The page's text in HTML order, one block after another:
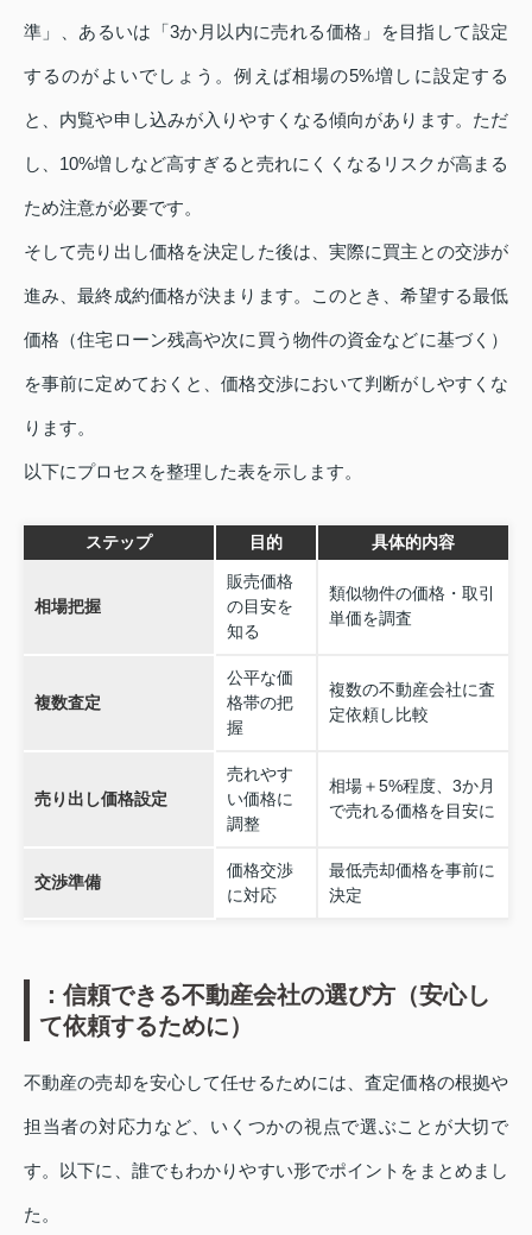
準」、あるいは「3か月以内に売れる価格」を目指して設定
するのがよいでしょう。例えば相場の5%増しに設定する
と、内覧や申し込みが入りやすくなる傾向があります。ただ
し、10%増しなど高すぎると売れにくくなるリスクが高まる
ため注意が必要です。
そして売り出し価格を決定した後は、実際に買主との交渉が
進み、最終成約価格が決まります。このとき、希望する最低
価格（住宅ローン残高や次に買う物件の資金などに基づく）
を事前に定めておくと、価格交渉において判断がしやすくな
ります。
以下にプロセスを整理した表を示します。
ステップ 目的 具体的内容
相場把握
販売価格
の目安を
知る
類似物件の価格・取引
単価を調査
複数査定
公平な価
格帯の把
握
複数の不動産会社に査
定依頼し比較
売り出し価格設定
売れやす
い価格に
調整
相場＋5%程度、3か月
で売れる価格を目安に
交渉準備
価格交渉
に対応
最低売却価格を事前に
決定
：信頼できる不動産会社の選び方（安心し
て依頼するために）
不動産の売却を安心して任せるためには、査定価格の根拠や
担当者の対応力など、いくつかの視点で選ぶことが大切で
す。以下に、誰でもわかりやすい形でポイントをまとめまし
た。